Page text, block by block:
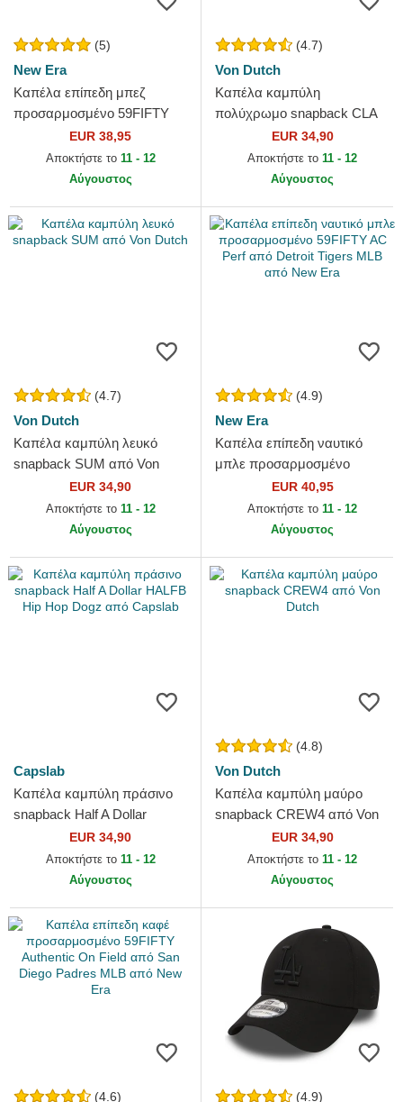
(5)
New Era
Καπέλα επίπεδη μπεζ
προσαρμοσμένο 59FIFTY
League Essential από New
York Yankees MLB από New
EUR 38,95
Αποκτήστε το 11 - 12
Αύγουστος
(4.7)
Von Dutch
Καπέλα καμπύλη
πολύχρωμο snapback CLA
από Von DutchEUR 34,90
Αποκτήστε το 11 - 12
Αύγουστος
(4.7)
Von Dutch
Καπέλα καμπύλη λευκό
snapback SUM από Von
EUR 34,90
Αποκτήστε το 11 - 12
Αύγουστος
(4.9)
New Era
Καπέλα επίπεδη ναυτικό
μπλε προσαρμοσμένο
59FIFTY AC Perf από Detroit
Tigers MLB από New Era
EUR 40,95
Αποκτήστε το 11 - 12
Αύγουστος
Capslab
Καπέλα καμπύλη πράσινο
snapback Half A Dollar
HALFB Hip Hop Dogz από
Capslab
EUR 34,90
Αποκτήστε το 11 - 12
Αύγουστος
(4.8)
Von Dutch
Καπέλα καμπύλη μαύρο
snapback CREW4 από Von
EUR 34,90
Αποκτήστε το 11 - 12
Αύγουστος
(4.6) (4.9)